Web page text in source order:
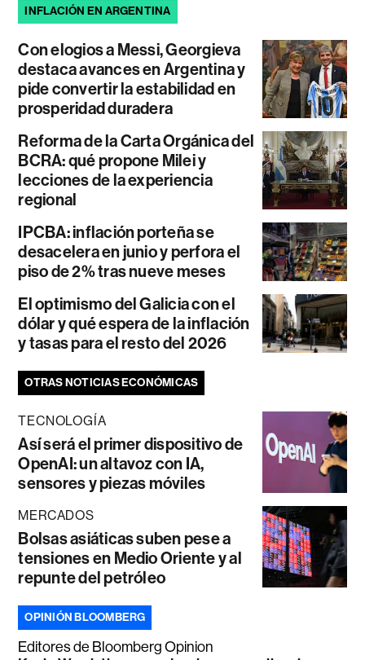
INFLACIÓN EN ARGENTINA
Con elogios a Messi, Georgieva
destaca avances en Argentina y
pide convertir la estabilidad en
prosperidad duradera
Reforma de la Carta Orgánica del
BCRA: qué propone Milei y
lecciones de la experiencia
regional
IPCBA: inflación porteña se
desacelera en junio y perfora el
piso de 2% tras nueve meses
El optimismo del Galicia con el
dólar y qué espera de la inflación
y tasas para el resto del 2026
OTRAS NOTICIAS ECONÓMICAS
TECNOLOGÍA
Así será el primer dispositivo de
OpenAI: un altavoz con IA,
sensores y piezas móviles
MERCADOS
Bolsas asiáticas suben pese a
tensiones en Medio Oriente y al
repunte del petróleo
OPINIÓN BLOOMBERG
Editores de Bloomberg Opinion